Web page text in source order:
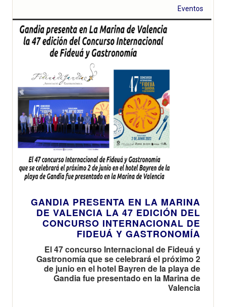
Eventos
GANDIA PRESENTA EN LA MARINA
DE VALENCIA LA 47 EDICIÓN DEL
CONCURSO INTERNACIONAL DE
FIDEUÁ Y GASTRONOMÍA
El 47 concurso Internacional de Fideuá y
Gastronomía que se celebrará el próximo 2
de junio en el hotel Bayren de la playa de
Gandia fue presentado en la Marina de
Valencia